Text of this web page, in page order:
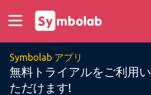
Symbolab アプリ
無料トライアルをご利用い
ただけます!